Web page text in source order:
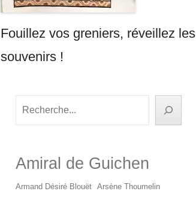
Fouillez vos greniers, réveillez les
souvenirs !
Amiral de Guichen
Armand Désiré Blouët Arsène Thoumelin